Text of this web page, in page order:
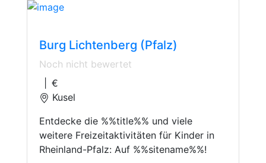
Burg Lichtenberg (Pfalz)
Noch nicht bewertet
€
Kusel
Entdecke die %%title%% und viele
weitere Freizeitaktivitäten für Kinder in
Rheinland-Pfalz: Auf %%sitename%%!